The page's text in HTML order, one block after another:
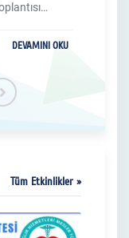
DEVAMINI OKU
Tüm Etkinlikler »